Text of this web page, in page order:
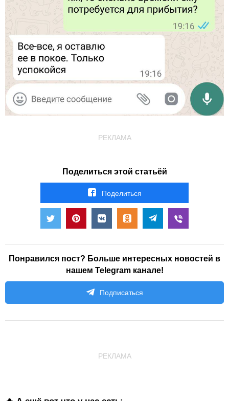
РЕКЛАМА
Поделиться этой статьёй
Поделиться
Понравился пост? Больше интересных новостей в
нашем Telegram канале!
Подписаться
РЕКЛАМА